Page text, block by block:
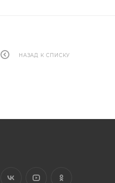
НАЗАД К СПИСКУ